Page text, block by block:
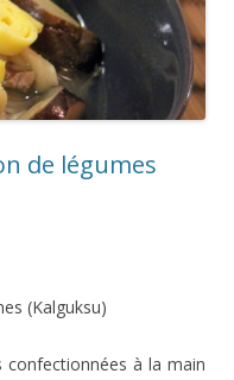
de légumes
(Kalguksu)
confectionnées à la main